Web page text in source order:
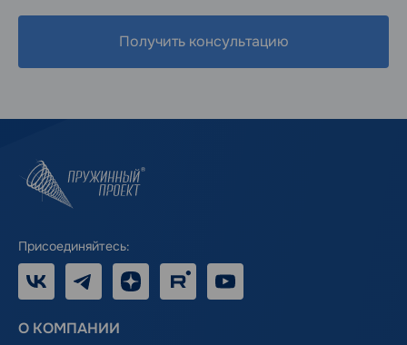
Получить консультацию
Присоединяйтесь:
VK TelegramДзен RUTUBE
О КОМПАНИИ